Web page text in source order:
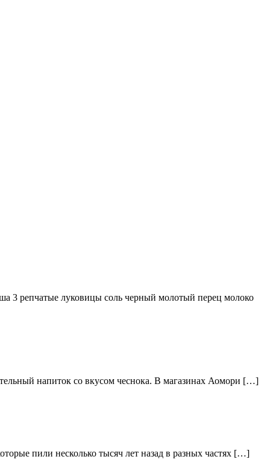
3 репчатые луковицы соль черный молотый перец молоко
напиток со вкусом чеснока. В магазинах Аомори […]
пили несколько тысяч лет назад в разных частях […]